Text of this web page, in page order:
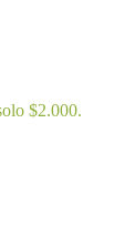
$2.000.